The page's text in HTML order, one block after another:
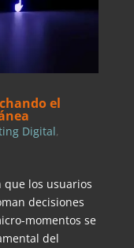
el
Digital,
que los usuarios
decisiones
momentos se
del